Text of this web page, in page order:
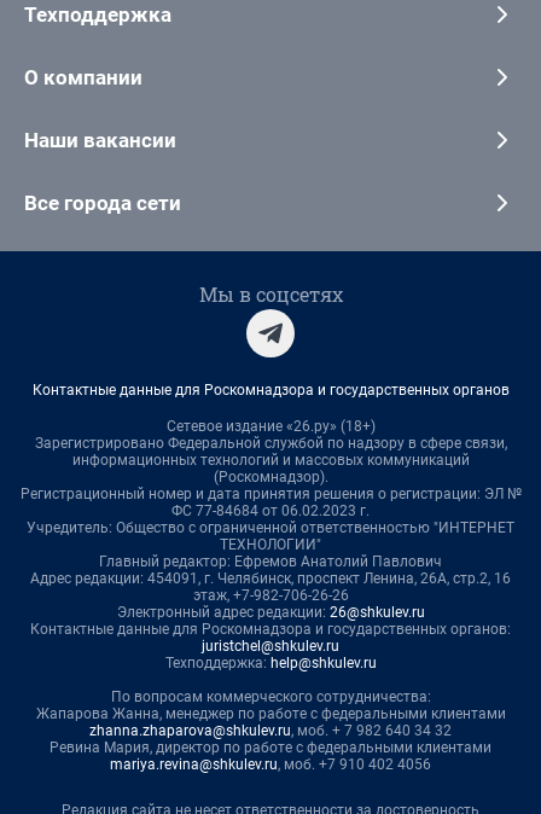
Техподдержка
О компании
Наши вакансии
Все города сети
Мы в соцсетях
Контактные данные для Роскомнадзора и государственных органов
Сетевое издание «26.ру» (18+)
Зарегистрировано Федеральной службой по надзору в сфере связи,
информационных технологий и массовых коммуникаций
(Роскомнадзор).
Регистрационный номер и дата принятия решения о регистрации: ЭЛ №
ФС 77-84684 от 06.02.2023 г.
Учредитель: Общество с ограниченной ответственностью "ИНТЕРНЕТ
ТЕХНОЛОГИИ"
Главный редактор: Ефремов Анатолий Павлович
Адрес редакции: 454091, г. Челябинск, проспект Ленина, 26А, стр.2, 16
этаж, +7-982-706-26-26
Электронный адрес редакции: 26@shkulev.ru
Контактные данные для Роскомнадзора и государственных органов:
juristchel@shkulev.ru
Техподдержка: help@shkulev.ru
По вопросам коммерческого сотрудничества:
Жапарова Жанна, менеджер по работе с федеральными клиентами
zhanna.zhaparova@shkulev.ru, моб. + 7 982 640 34 32
Ревина Мария, директор по работе с федеральными клиентами
mariya.revina@shkulev.ru, моб. +7 910 402 4056
Редакция сайта не несет ответственности за достоверность